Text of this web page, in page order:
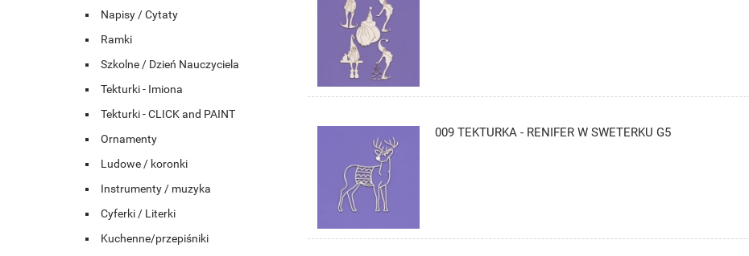
Napisy / Cytaty
Ramki
Szkolne / Dzień Nauczyciela
Tekturki - Imiona
Tekturki - CLICK and PAINT
Ornamenty
Ludowe / koronki
Instrumenty / muzyka
Cyferki / Literki
Kuchenne/przepiśniki
009 TEKTURKA - RENIFER W SWETERKU G5